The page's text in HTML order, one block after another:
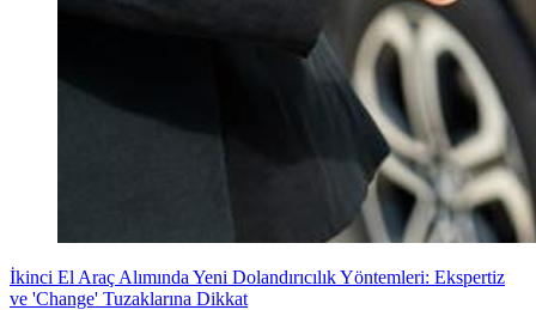
İkinci El Araç Alımında Yeni Dolandırıcılık Yöntemleri: Ekspertiz
ve 'Change' Tuzaklarına Dikkat